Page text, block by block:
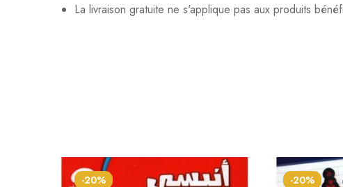
La livraison gratuite ne s'applique pas aux produits
-20% -20%